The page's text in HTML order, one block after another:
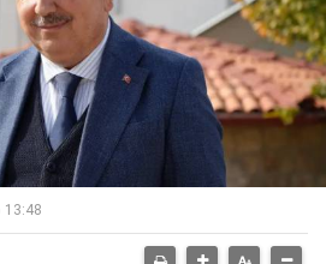
13:48